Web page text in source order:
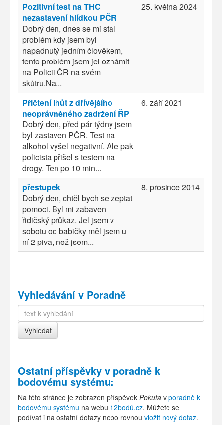
Pozitivní test na THC
nezastavení hlídkou PČR
Dobrý den, dnes se mi stal
problém kdy jsem byl
napadnutý jedním člověkem,
tento problém jsem jel oznámit
na Policii ČR na svém
skůtru.Na...
25. května 2024
Přičtení lhůt z dřívějšího
neoprávněného zadržení ŘP
Dobrý den, před pár týdny jsem
byl zastaven PČR. Test na
alkohol vyšel negativní. Ale pak
policista přišel s testem na
drogy. Ten po 10 min...
6. září 2021
přestupek
Dobrý den, chtěl bych se zeptat
pomoci. Byl mi zabaven
řidičský průkaz. Jel jsem v
sobotu od babičky měl jsem u
ní 2 piva, než jsem...
8. prosince 2014
Vyhledávání v Poradně
Ostatní příspěvky v poradně k
bodovému systému:
Na této stránce je zobrazen příspěvek Pokuta v poradně k
bodovému systému na webu 12bodů.cz. Můžete se
podívat i na ostatní dotazy nebo rovnou vložit nový dotaz.